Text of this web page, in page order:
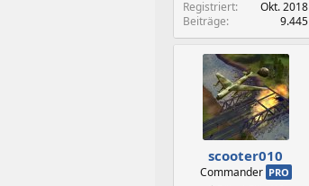
Registriert
Okt. 2018
Beiträge
9.445
scooter010
Commander PRO